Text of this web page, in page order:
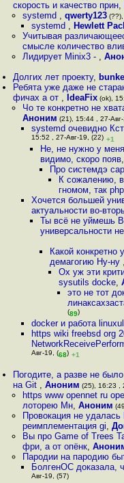
скорость и качество прин,
systemd , qwerty123(??),
systemd , Hewlett
Учитывая
смысле количество
Лидирует Minix3 - ,
Долгих лет проекту,
Ребята уже даже не
фичах а от , IdeaFix (ok),
Чо те конкретно не
Аноним (21), 15:44 , 27-
systemd очевидно
15:52 , 27-Авг-19, (22) +1
Не, не нужно у
видимо, скоро появ,
Про системдэ
К сожалению,
гномом, так php
Хочется большей
актуальности во-
Ты всё не уймешь
универсальности
Какой конкретно
демагогию Ну-ну ,
Ох уж эти
sysutils docke,
это не тот
(89)
docker и работа
https wiki freebsd org
Авг-19, (68) +1
Погодите, а разве не
на Git ,Аноним (25), 16:23 ,
https www opennet ru
лоторею Мн, Аноним
Провокация не
реимплементация gi,
Вы про Game of Trees
фри, а от опёнк,
Пародии на пародию
БолгенОС доказала,
Авг-19, (57)